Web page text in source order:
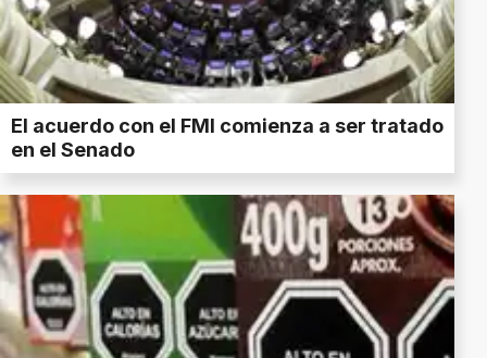
El acuerdo con el FMI comienza a ser tratado
en el Senado